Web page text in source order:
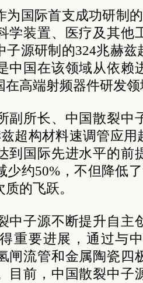
为国际首支成功研制
学装置、医疗及其他
子源研制的324兆赫
中国在该领域从依赖
在高端射频器件研发
副所长、中国散裂中
超构材料速调管应
到国际先进水平的前
少约50%，不但降低
的飞跃。
中子源不断提升自主
重要进展，通过与
闸流管和金属陶瓷四
目前，中国散裂中子